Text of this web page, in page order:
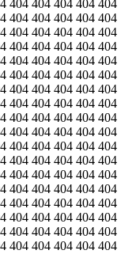
404 404 404 404 404
404 404 404 404 404
404 404 404 404 404
404 404 404 404 404
404 404 404 404 404
404 404 404 404 404
404 404 404 404 404
404 404 404 404 404
404 404 404 404 404
404 404 404 404 404
404 404 404 404 404
404 404 404 404 404
404 404 404 404 404
404 404 404 404 404
404 404 404 404 404
404 404 404 404 404
404 404 404 404 404
404 404 404 404 404